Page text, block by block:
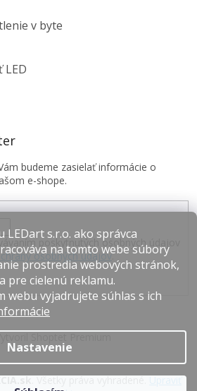
LEDart s.r.o. ako správca
na tomto webe súbory
prostredia webových stránok,
pre cielenú reklamu.
webu vyjadrujete súhlas s ich
Nastavenie
v byte
LED
budeme zasielať informácie o
e-shope.
poskytnutých osobných údajov
osobných údajov.